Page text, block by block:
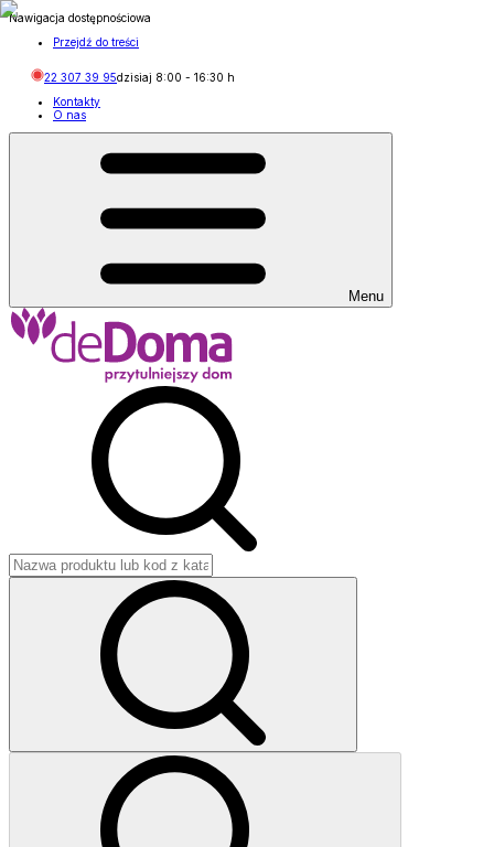
Nawigacja dostępnościowa
Przejdź do treści
22 307 39 95dzisiaj 8:00 - 16:30 h
Kontakty
O nas
Menu